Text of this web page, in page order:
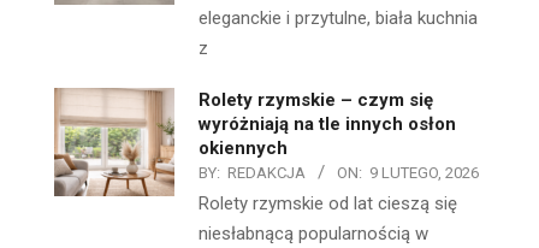
eleganckie i przytulne, biała kuchnia
z
Rolety rzymskie – czym się
wyróżniają na tle innych osłon
okiennych
BY: REDAKCJA ON: 9 LUTEGO, 2026
Rolety rzymskie od lat cieszą się
niesłabnącą popularnością w